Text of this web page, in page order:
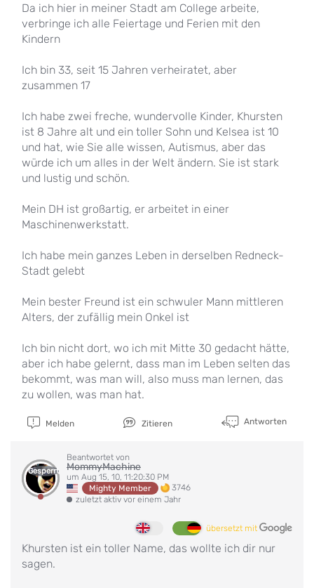
Da ich hier in meiner Stadt am College arbeite,
verbringe ich alle Feiertage und Ferien mit den
Kindern
Ich bin 33, seit 15 Jahren verheiratet, aber
zusammen 17
Ich habe zwei freche, wundervolle Kinder, Khursten
ist 8 Jahre alt und ein toller Sohn und Kelsea ist 10
und hat, wie Sie alle wissen, Autismus, aber das
würde ich um alles in der Welt ändern. Sie ist stark
und lustig und schön.
Mein DH ist großartig, er arbeitet in einer
Maschinenwerkstatt.
Ich habe mein ganzes Leben in derselben Redneck-
Stadt gelebt
Mein bester Freund ist ein schwuler Mann mittleren
Alters, der zufällig mein Onkel ist
Ich bin nicht dort, wo ich mit Mitte 30 gedacht hätte,
aber ich habe gelernt, dass man im Leben selten das
bekommt, was man will, also muss man lernen, das
zu wollen, was man hat.
Melden Zitieren Antworten
Gesperrt
Beantwortet von
MommyMachine
um Aug 15, 10, 11:20:30 PM
Mighty Member
3746
zuletzt aktiv vor einem Jahr
übersetzt mit
Khursten ist ein toller Name, das wollte ich dir nur
sagen.